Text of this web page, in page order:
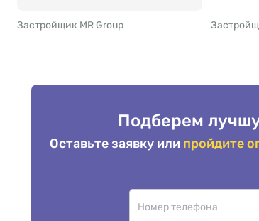
Застройщик MR Group
Подберем
Оставьте заявку или пройдите